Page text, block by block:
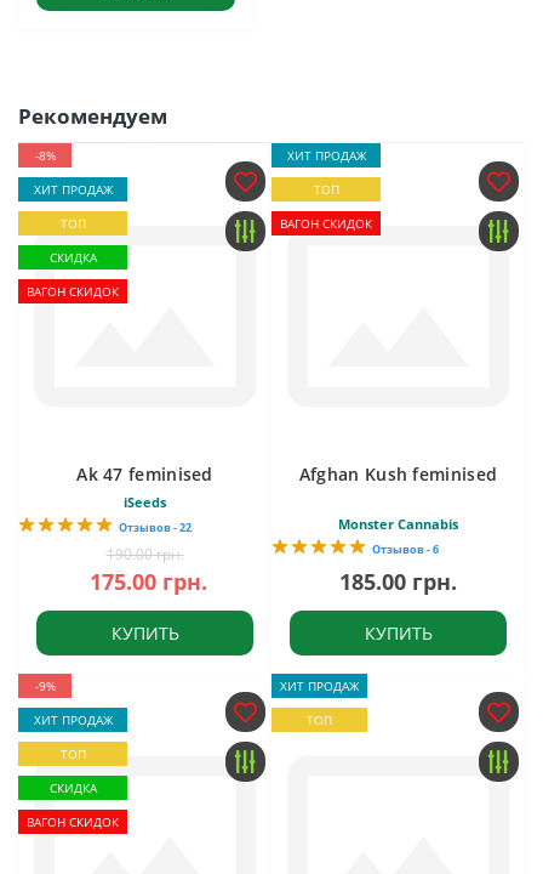
Рекомендуем
-8%
ХИТ ПРОДАЖ
ТОП
СКИДКА
ВАГОН СКИДОК
Ak 47 feminised
iSeeds
Отзывов - 22
190.00 грн.
175.00 грн.
КУПИТЬ
ХИТ ПРОДАЖ
ТОП
ВАГОН СКИДОК
Afghan Kush feminised
Monster Cannabis
Отзывов - 6
185.00 грн.
КУПИТЬ
-9%
ХИТ ПРОДАЖ
ТОП
СКИДКА
ВАГОН СКИДОК
ХИТ ПРОДАЖ
ТОП